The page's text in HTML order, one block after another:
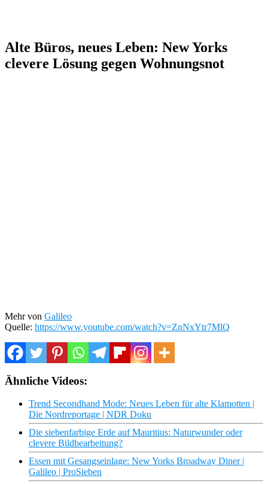
Alte Büros, neues Leben: New Yorks
clevere Lösung gegen Wohnungsnot
Mehr von Galileo
Quelle: https://www.youtube.com/watch?v=ZnNxYtr7MlQ
Ähnliche Videos:
Trend Secondhand Mode: Neues Leben für alte Klamotten |
Die Nordreportage | NDR Doku
Die siebenfarbige Erde auf Mauritius: Naturwunder oder
clevere Bildbearbeitung?
Essen mit Gesangseinlage: New Yorks Broadway Diner |
Galileo | ProSieben